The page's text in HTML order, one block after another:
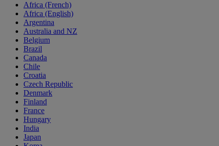
Africa (French)
Africa (English)
Argentina
Australia and NZ
Belgium
Brazil
Canada
Chile
Croatia
Czech Republic
Denmark
Finland
France
Hungary
India
Japan